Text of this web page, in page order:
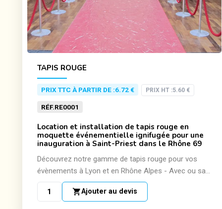
TAPIS ROUGE
RÉF.RE0001
PRIX TTC À PARTIR DE :6.72 € PRIX HT :5.60 €
Location et installation de tapis rouge en
moquette événementielle ignifugée pour une
inauguration à Saint-Priest dans le Rhône 69
Découvrez notre gamme de tapis rouge pour vos
évènements à Lyon et en Rhône Alpes - Avec ou sa...
shopping_cartAjouter au devis